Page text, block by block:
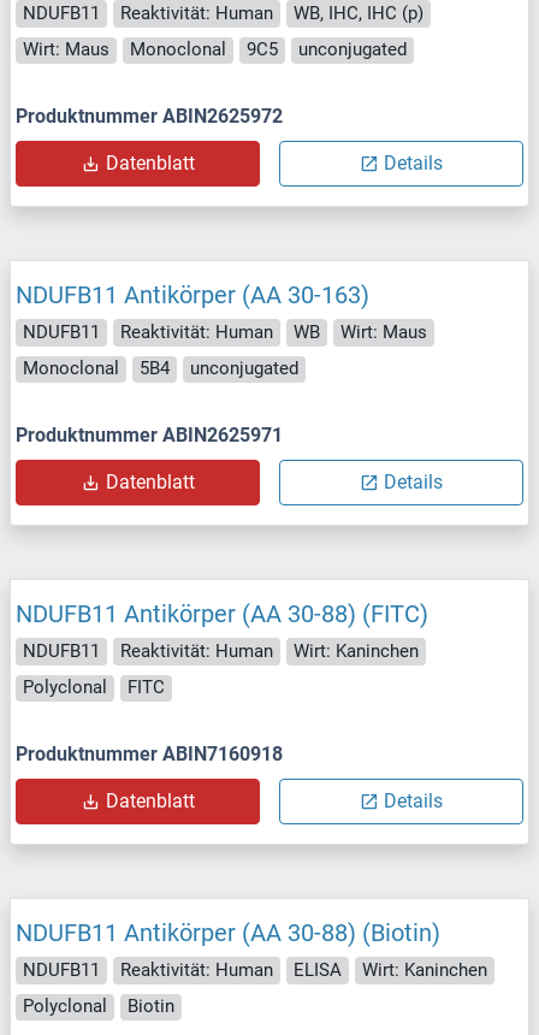
NDUFB11 Reaktivität: Human
WB, IHC, IHC (p)
Wirt: Maus
Monoclonal 9C5 unconjugated
Produktnummer ABIN2625972
Datenblatt Details
NDUFB11 Antikörper (AA 30-163)
NDUFB11 Reaktivität: Human WB
Wirt: Maus
Monoclonal
5B4 unconjugated
Produktnummer ABIN2625971
Datenblatt Details
NDUFB11 Antikörper (AA 30-88) (FITC)
NDUFB11 Reaktivität: Human
Wirt: Kaninchen
Polyclonal
FITC
Produktnummer ABIN7160918
Datenblatt Details
NDUFB11 Antikörper (AA 30-88) (Biotin)
NDUFB11 Reaktivität: Human ELISA
Wirt: Kaninchen
Polyclonal
Biotin